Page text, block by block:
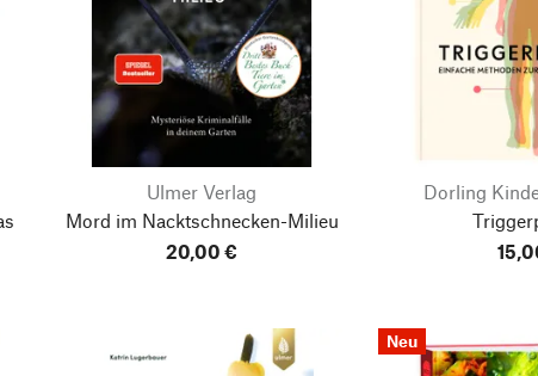
Ulmer Verlag
Mord im Nacktschnecken-Milieu
20,00 €
Dorling
Neu